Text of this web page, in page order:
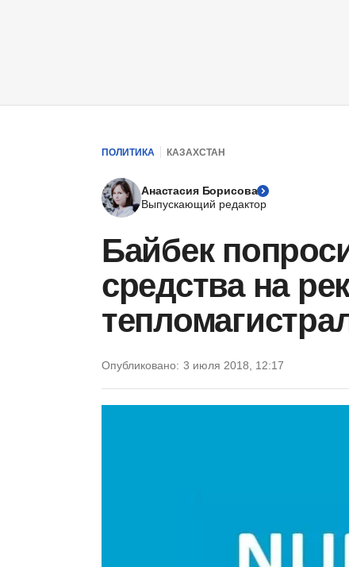
ПОЛИТИКА КАЗАХСТАН
Анастасия Борисова
Выпускающий редактор
Байбек
средства на
Опубликовано: 3 июля 2018, 12:17